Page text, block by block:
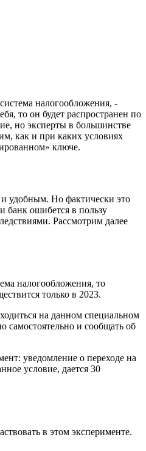
налогообложения, -
то он будет распространен по
но эксперты в большинстве
как и при каких условиях
ключе.
и удобным. Но фактически это
банк ошибется в пользу
Рассмотрим далее
налогообложения, то
только в 2023.
на данном специальном
и сообщать об
уведомление о переходе на
условие, дается 30
в этом эксперименте.